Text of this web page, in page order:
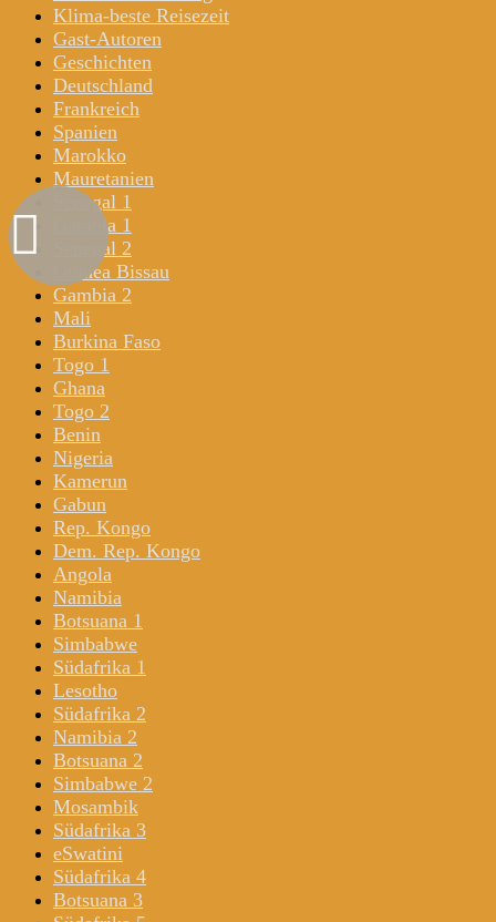
Klima-beste Reisezeit
Gast-Autoren
Geschichten
Deutschland
Frankreich
Spanien
Marokko
Mauretanien
Senegal 1
Gambia 1
Senegal 2
Guinea Bissau
Gambia 2
Mali
Burkina Faso
Togo 1
Ghana
Togo 2
Benin
Nigeria
Kamerun
Gabun
Rep. Kongo
Dem. Rep. Kongo
Angola
Namibia
Botsuana 1
Simbabwe
Südafrika 1
Lesotho
Südafrika 2
Namibia 2
Botsuana 2
Simbabwe 2
Mosambik
Südafrika 3
eSwatini
Südafrika 4
Botsuana 3